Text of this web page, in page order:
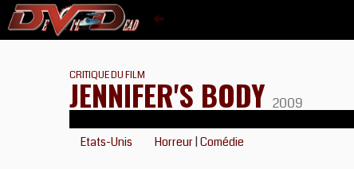
CRITIQUE DU FILM
JENNIFER'S BODY 2009
Etats-Unis Horreur Comédie